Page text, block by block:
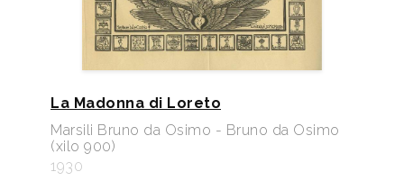
La Madonna di Loreto
Marsili Bruno da Osimo - Bruno da Osimo
(xilo 900)
1930